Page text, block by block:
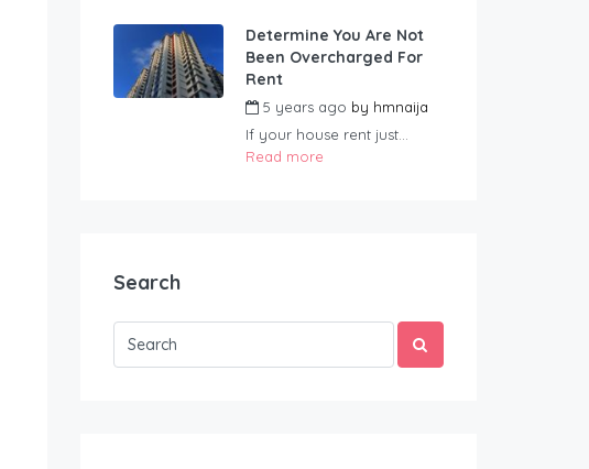
Determine You Are Not
Been Overcharged For
Rent
5 years ago by hmnaija
If your house rent just...
Read more
Search